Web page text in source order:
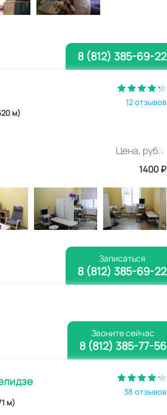
8 (812) 385-69-22
м)
12 отзывов
Цена, руб.:
1400₽
Записаться
8 (812) 385-69-22
Звоните сейчас
8 (812) 385-77-56
м)
38 отзывов